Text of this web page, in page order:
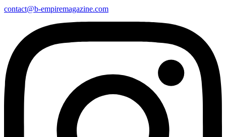
contact@b-empiremagazine.com